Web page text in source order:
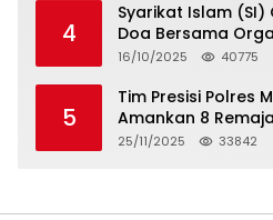
4
Syarikat Islam
Doa Bersama
Syarikat Islam Doa
16/10/2025 40775
5
Tim Presisi Polres
Amankan 8
Tawuran
25/11/2025 33842